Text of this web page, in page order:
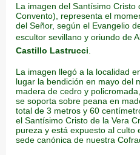
La imagen del Santísimo Cristo
Convento), representa el
del Señor, según el Evangelio
escultor sevillano y oriundo de
Castillo Lastrucci
La imagen llegó a la localidad
lugar la bendición en mayo del
madera de cedro y
se soporta sobre peana en
total de 3 metros y 60
el Santísimo Cristo de la Vera
pureza y está expuesto al culto
sede canónica de nuestra